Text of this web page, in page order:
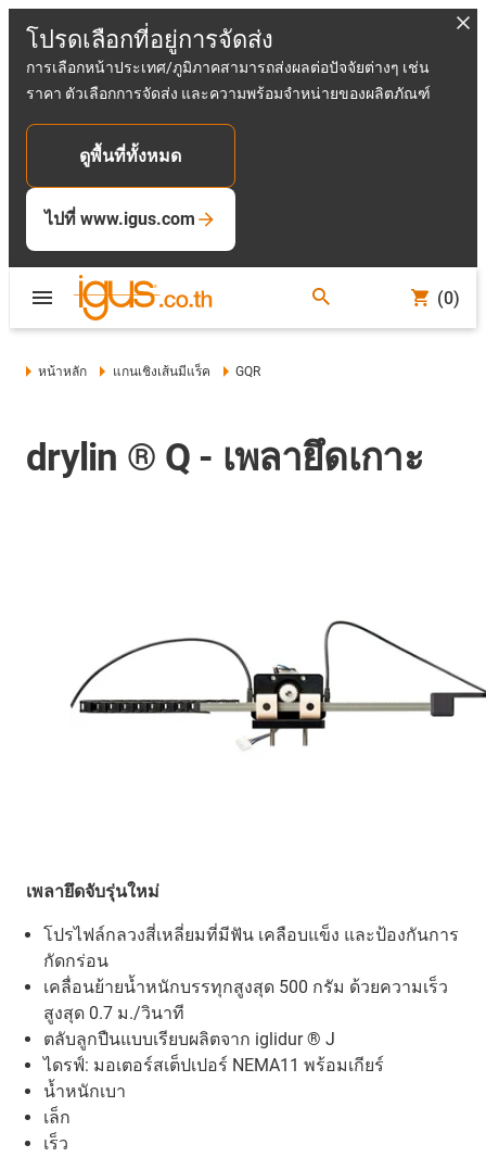
โปรดเลือกที่อยู่การจัดส่ง
การเลือกหน้าประเทศ/ภูมิภาคสามารถส่งผลต่อปัจจัยต่างๆ เช่น
ราคา ตัวเลือกการจัดส่ง และความพร้อมจำหน่ายของผลิตภัณฑ์
ดูพื้นที่ทั้งหมด
ไปที่ www.igus.com
(0)
หน้าหลัก แกนเชิงเส้นมีแร็ค GQR
drylin ® Q - เพลายึดเกาะ
เพลายึดจับรุ่นใหม่
โปรไฟล์กลวงสี่เหลี่ยมที่มีฟัน เคลือบแข็ง และป้องกันการ
กัดกร่อน
เคลื่อนย้ายน้ำหนักบรรทุกสูงสุด 500 กรัม ด้วยความเร็ว
สูงสุด 0.7 ม./วินาที
ตลับลูกปืนแบบเรียบผลิตจาก iglidur ® J
ไดรฟ์: มอเตอร์สเต็ปเปอร์ NEMA11 พร้อมเกียร์
น้ำหนักเบา
เล็ก
เร็ว